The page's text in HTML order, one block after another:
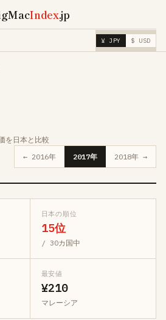
Index.jp
¥ JPY $ USD
を日本と比較
← 2016年
2017年 2018年 →
日本の順位
15位
/ 30カ国中
最安値
¥210
マレーシア